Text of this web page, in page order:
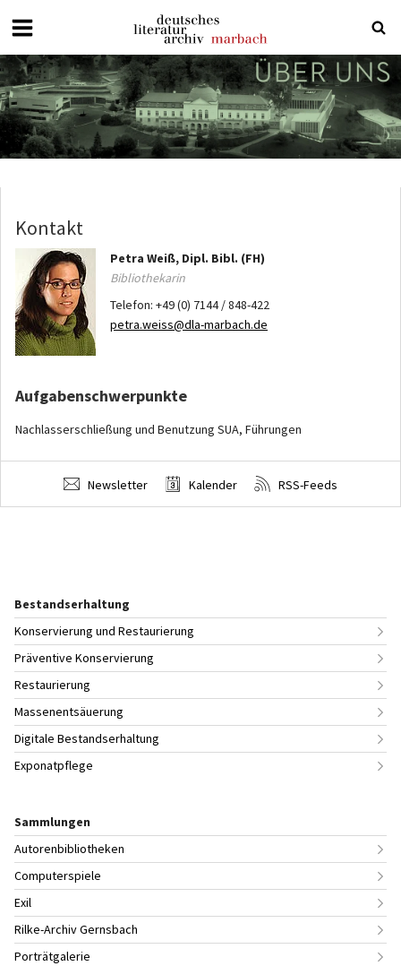
Deutsches
Literaturarchiv
Marbach
Kontakt
Petra Weiß, Dipl. Bibl. (FH)
Bibliothekarin
Telefon: +49 (0) 7144 / 848-422
petra.weiss@dla-marbach.de
Aufgabenschwerpunkte
Nachlasserschließung und Benutzung SUA, Führungen
Newsletter Kalender RSS-Feeds
Bestandserhaltung
Konservierung und Restaurierung
Präventive Konservierung
Restaurierung
Massenentsäuerung
Digitale Bestandserhaltung
Exponatpflege
Sammlungen
Autorenbibliotheken
Computerspiele
Exil
Rilke-Archiv Gernsbach
Porträtgalerie